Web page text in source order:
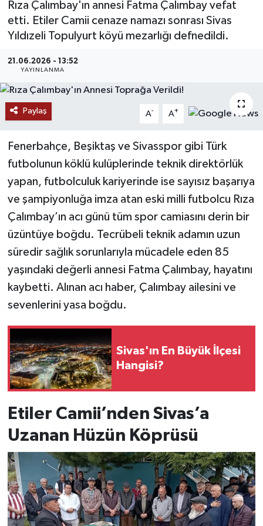
Rıza Çalımbay'ın annesi Fatma Çalımbay vefat
etti. Etiler Camii cenaze namazı sonrası Sivas
Yıldızeli Topulyurt köyü mezarlığı defnedildi.
21.06.2026 - 13:52
YAYINLANMA
Paylaş A- A+
Fenerbahçe, Beşiktaş ve Sivasspor gibi Türk
futbolunun köklü kulüplerinde teknik direktörlük
yapan, futbolculuk kariyerinde ise sayısız başarıya
ve şampiyonluğa imza atan eski milli futbolcu Rıza
Çalımbay’ın acı günü tüm spor camiasını derin bir
üzüntüye boğdu. Tecrübeli teknik adamın uzun
süredir sağlık sorunlarıyla mücadele eden 85
yaşındaki değerli annesi Fatma Çalımbay, hayatını
kaybetti. Alınan acı haber, Çalımbay ailesini ve
sevenlerini yasa boğdu.
Sivas'ın En Büyük İlçesi
Hangisi?
Etiler Camii’nden Sivas’a
Uzanan Hüzün Köprüsü
MAGAZİN
SAĞLIK
SİYASET
SOSYAL YARDIMLAR
SPONSORLU YAZI
SPOR
TEKNOLOJİ
YAŞAM